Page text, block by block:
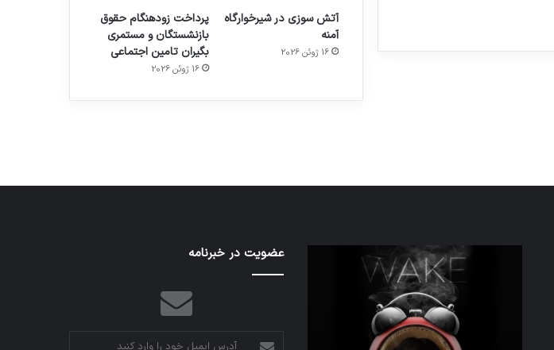
آتش سوزی در شیرخوارگاه
آمنه
16 ژوئن 2026
پرداخت زودهنگام حقوق
بازنشستگان و مستمری
بگیران تامین اجتماعی
16 ژوئن 2026
هدفون های 2023
اف‌ای‌تی‌اف
عضویت در خبرنامه
آدرس